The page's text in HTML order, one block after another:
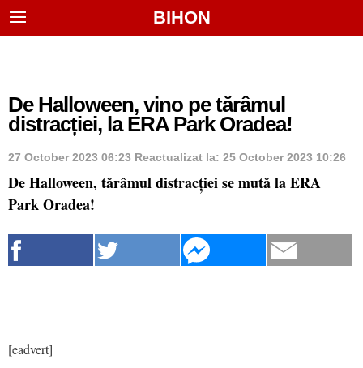
BIHON
De Halloween, vino pe tărâmul
distracției, la ERA Park Oradea!
27 October 2023 06:23 Reactualizat la: 25 October 2023 10:26
De Halloween, tărâmul distracției se mută la ERA
Park Oradea!
[eadvert]